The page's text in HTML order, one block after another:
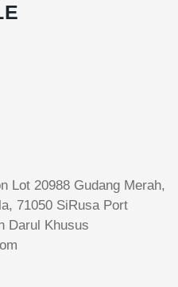
Lot 20988 Gudang Merah,
71050 SiRusa Port
Darul Khusus